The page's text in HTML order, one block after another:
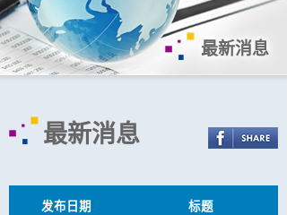
最新消息
最新消息
发布日期 标题